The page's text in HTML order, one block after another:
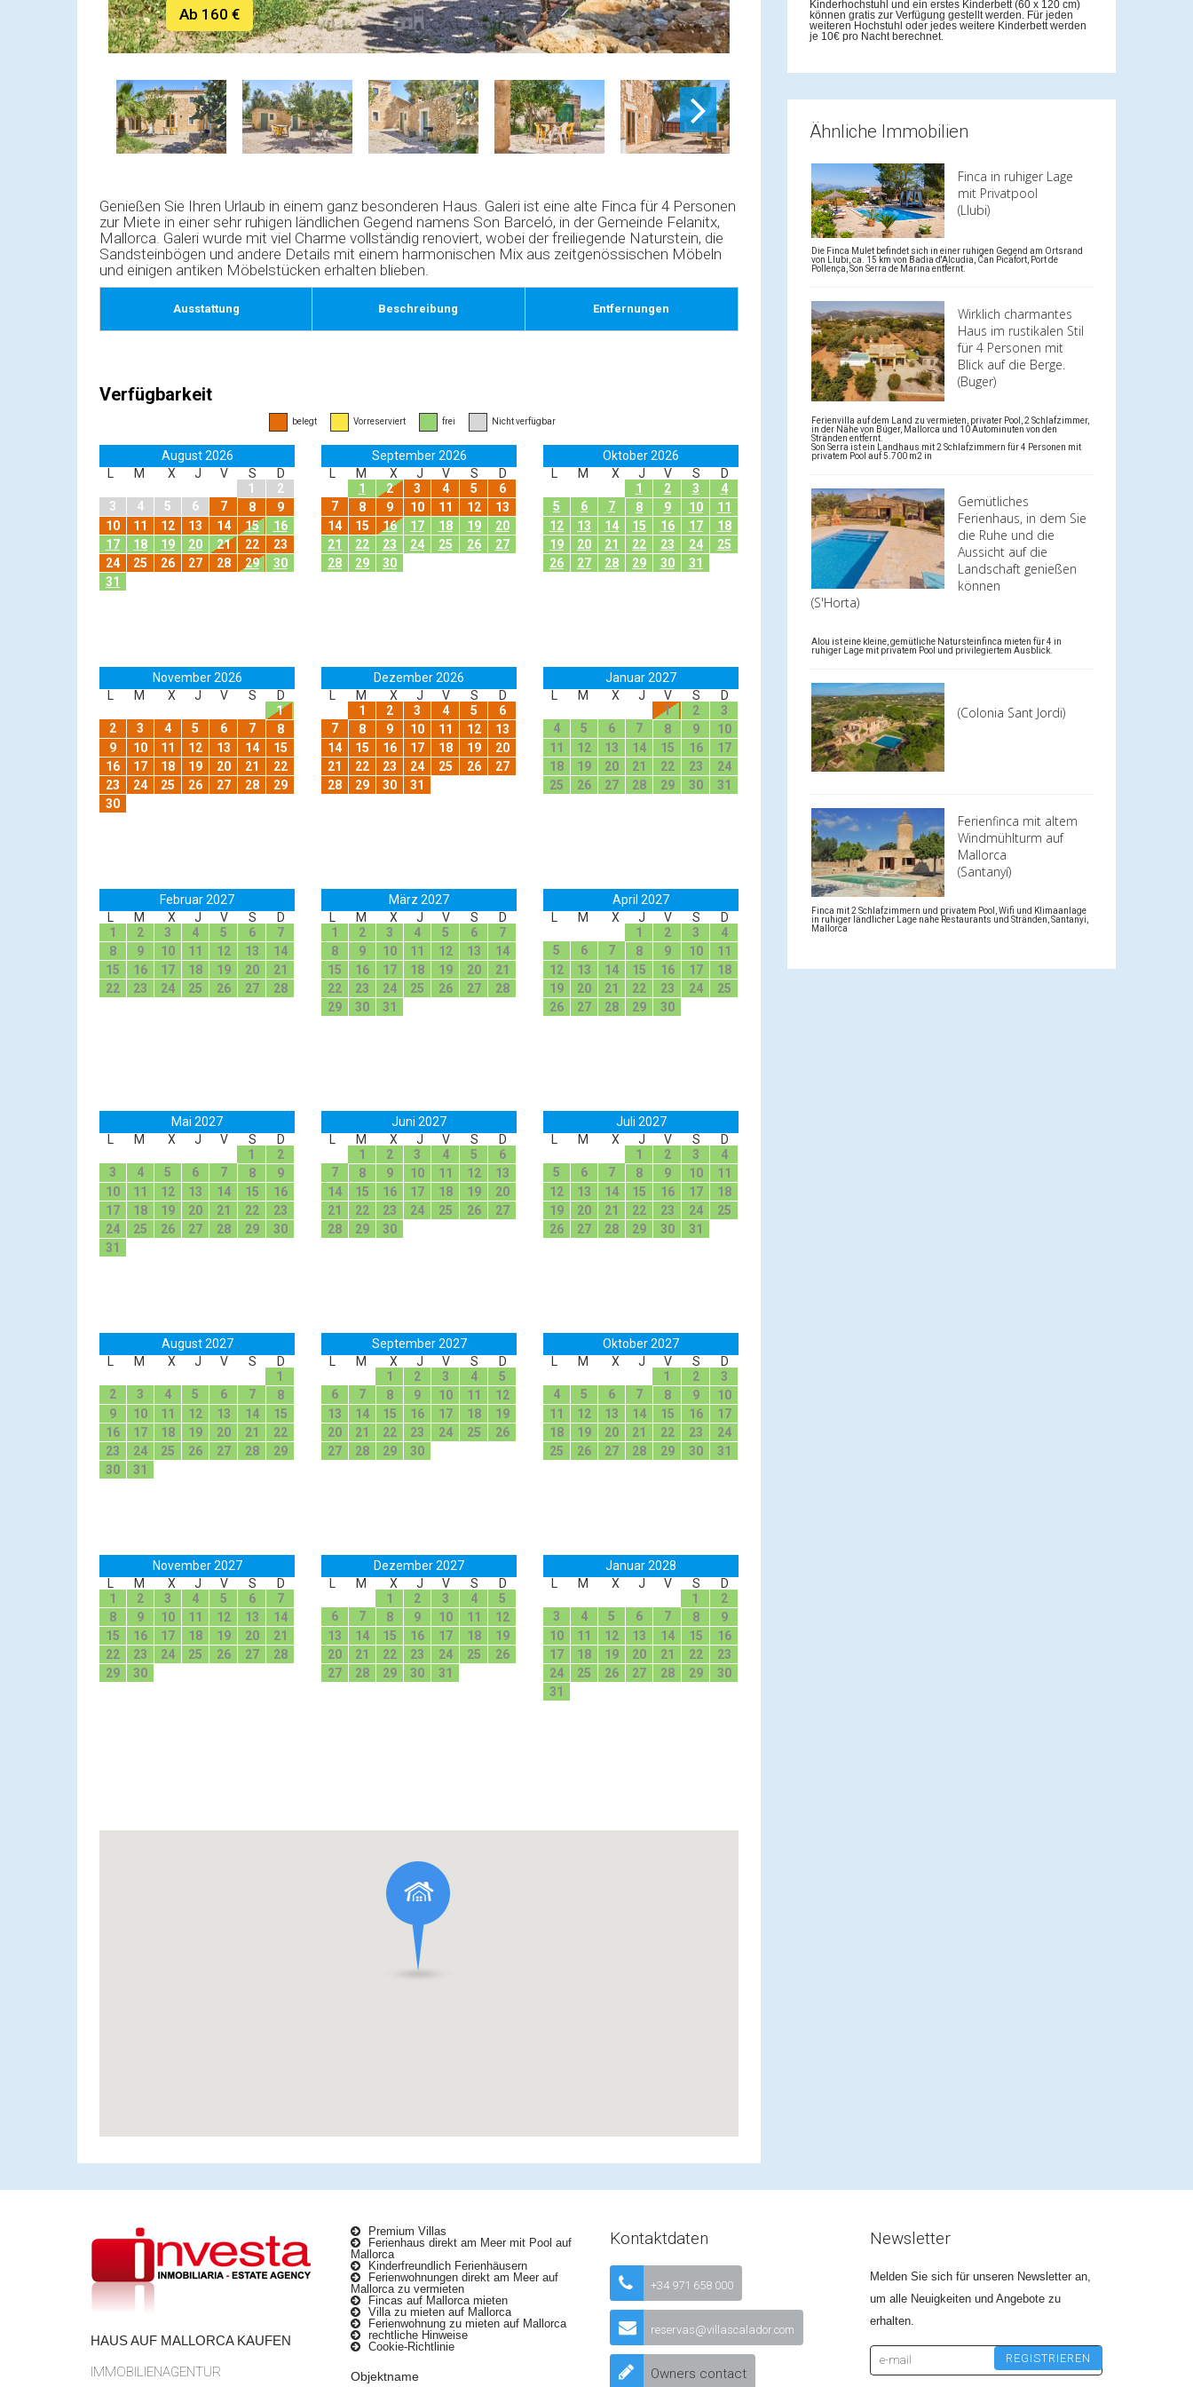
Ab 160 €
Genießen Sie Ihren Urlaub in einem ganz besonderen Haus. Galeri ist eine alte Finca für 4 Personen
zur Miete in einer sehr ruhigen ländlichen Gegend namens Son Barceló, in der Gemeinde Felanitx,
Mallorca. Galeri wurde mit viel Charme vollständig renoviert, wobei der freiliegende Naturstein, die
Sandsteinbögen und andere Details mit einem harmonischen Mix aus zeitgenössischen Möbeln
und einigen antiken Möbelstücken erhalten blieben.
Ausstattung Beschreibung Entfernungen
Verfügbarkeit
belegt Vorreserviert frei Nicht verfügbar
August 2026
M X J V S
D
1
2
3
4 5 6 7 8
9
10
11 12 13 14 15
16
17
18 19 20 21 22
23
24
25 26 27 28 29
30
31
September 2026
M X J V S
D
1
2 3 4 5
6
7
8 9 10 11 12
13
14
15 16 17 18 19
20
21
22 23 24 25 26
27
28
29 30
Oktober 2026
M X J V S
D
1
2 3
4
5
6 7 8 9 10
11
12
13 14 15 16 17
18
19
20 21 22 23 24
25
26
27 28 29 30 31
November 2026
M X J V S
D
1
2
3 4 5 6 7
8
9
10 11 12 13 14
15
16
17 18 19 20 21
22
23
24 25 26 27 28
29
30
Dezember 2026
M X J V S
D
1
2 3 4 5
6
7
8 9 10 11 12
13
14
15 16 17 18 19
20
21
22 23 24 25 26
27
28
29 30 31
Januar 2027
M X J V S
D
1
2
3
4
5 6 7 8 9
10
11
12 13 14 15 16
17
18
19 20 21 22 23
24
25
26 27 28 29 30 31
Februar 2027
M X J V S
D
1
2 3 4 5 6
7
8
9 10 11 12 13
14
15
16 17 18 19 20
21
22
23 24 25 26 27 28
März 2027
M X J V S
D
1
2 3 4 5 6
7
8
9 10 11 12 13
14
15
16 17 18 19 20
21
22
23 24 25 26 27
28
29
30 31
April 2027
M X J V S
D
1
2 3
4
5
6 7 8 9 10
11
12
13 14 15 16 17
18
19
20 21 22 23 24
25
26
27 28 29 30
Mai 2027
M X J V S
D
1
2
3
4 5 6 7 8
9
10
11 12 13 14 15
16
17
18 19 20 21 22
23
24
25 26 27 28 29
30
31
Juni 2027
M X J V S
D
1
2 3 4 5
6
7
8 9 10 11 12
13
14
15 16 17 18 19
20
21
22 23 24 25 26
27
28
29 30
Juli 2027
M X J V S
D
1
2 3
4
5
6 7 8 9 10
11
12
13 14 15 16 17
18
19
20 21 22 23 24
25
26
27 28 29 30 31
August 2027
M X J V S
D
1
2
3 4 5 6 7
8
9
10 11 12 13 14
15
16
17 18 19 20 21
22
23
24 25 26 27 28
29
30
31
September 2027
M X J V S
D
1
2 3 4
5
6
7 8 9 10 11
12
13
14 15 16 17 18
19
20
21 22 23 24 25
26
27
28 29 30
Oktober 2027
M X J V S
D
1
2
3
4
5 6 7 8 9
10
11
12 13 14 15 16
17
18
19 20 21 22 23
24
25
26 27 28 29 30 31
November 2027
M X J V S
D
1
2 3 4 5 6
7
8
9 10 11 12 13
14
15
16 17 18 19 20
21
22
23 24 25 26 27
28
29
30
Dezember 2027
M X J V S
D
1
2 3 4
5
6
7 8 9 10 11
12
13
14 15 16 17 18
19
20
21 22 23 24 25
26
27
28 29 30 31
Januar 2028
M X J V S
D
1
2
3
4 5 6 7 8
9
10
11 12 13 14 15
16
17
18 19 20 21 22
23
24
25 26 27 28 29
30
31
Kinderhochstuhl und ein erstes Kinderbett (60 x 120 cm)
können gratis zur Verfügung gestellt werden. Für jeden
weiteren Hochstuhl oder jedes weitere Kinderbett werden
je 10€ pro Nacht berechnet.
Ähnliche Immobilien
Finca in ruhiger Lage
mit Privatpool
(Llubi)
Die Finca Mulet befindet sich in einer ruhigen Gegend am Ortsrand
von Llubi, ca. 15 km von Badia d'Alcudia, Can Picafort, Port de
Pollença, Son Serra de Marina entfernt.
Wirklich charmantes
Haus im rustikalen Stil
für 4 Personen mit
Blick auf die Berge.
(Buger)
Ferienvilla auf dem Land zu vermieten, privater Pool, 2 Schlafzimmer,
in der Nähe von Búger, Mallorca und 10 Autominuten von den
Stränden entfernt.
Son Serra ist ein Landhaus mit 2 Schlafzimmern für 4 Personen mit
privatem Pool auf 5.700 m2 in
Gemütliches
Ferienhaus, in dem Sie
die Ruhe und die
Aussicht auf die
Landschaft genießen
können
(S'Horta)
Alou ist eine kleine, gemütliche Natursteinfinca mieten für 4 in
ruhiger Lage mit privatem Pool und privilegiertem Ausblick.
(Colonia Sant Jordi)
Ferienfinca mit altem
Windmühlturm auf
Mallorca
(Santanyí)
Finca mit 2 Schlafzimmern und privatem Pool, Wifi und Klimaanlage
in ruhiger ländlicher Lage nahe Restaurants und Stränden, Santanyi,
Mallorca
HAUS AUF MALLORCA KAUFEN
IMMOBILIENAGENTUR
Premium Villas
Ferienhaus direkt am Meer mit Pool auf
Mallorca
Kinderfreundlich Ferienhäusern
Ferienwohnungen direkt am Meer auf
Mallorca zu vermieten
Fincas auf Mallorca mieten
Villa zu mieten auf Mallorca
Ferienwohnung zu mieten auf Mallorca
rechtliche Hinweise
Cookie-Richtlinie
Objektname
Kontaktdaten
+34 971 658 000
reservas@villascalador.com
Owners contact
Newsletter
Melden Sie sich für unseren Newsletter an,
um alle Neuigkeiten und Angebote zu
erhalten.